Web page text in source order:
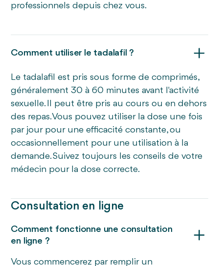
professionnels depuis chez vous.
Comment utiliser le tadalafil ?
Le tadalafil est pris sous forme de comprimés,
généralement 30 à 60 minutes avant l'activité
sexuelle. Il peut être pris au cours ou en dehors
des repas. Vous pouvez utiliser la dose une fois
par jour pour une efficacité constante, ou
occasionnellement pour une utilisation à la
demande. Suivez toujours les conseils de votre
médecin pour la dose correcte.
Consultation en ligne
Comment fonctionne une consultation
en ligne ?
Vous commencerez par remplir un